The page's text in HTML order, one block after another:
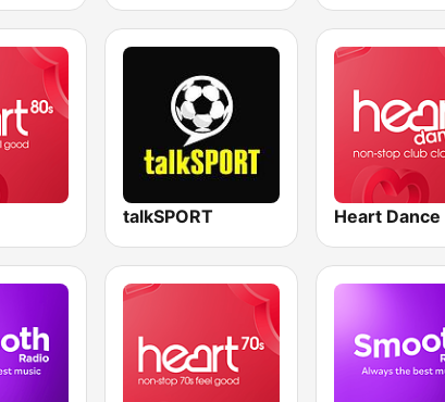
talkSPORT Heart Dance